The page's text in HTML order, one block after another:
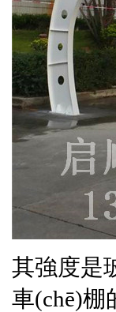
其強度是
車(chē)棚